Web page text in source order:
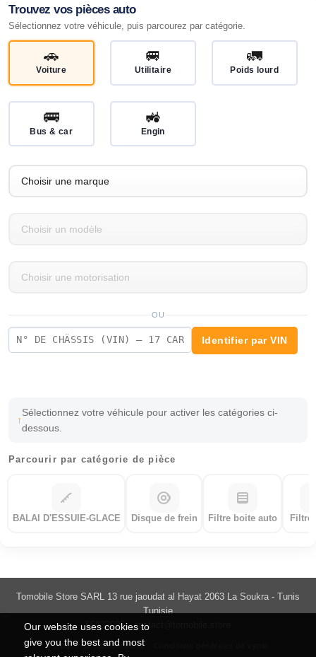
Our website uses cookies to
give you the best and most
Trouvez vos pièces auto
Sélectionnez votre véhicule, puis parcourez par catégorie.
🚗
Voiture
🚐
Utilitaire
🚛
Poids lourd
🚌
Bus & car
🚜
Engin
OU
Identifier par VIN
Sélectionnez votre véhicule pour activer les catégories ci-
dessous.
Parcourir par catégorie de pièce
BALAI D'ESSUIE-GLACE Disque de frein Filtre boite auto
Tomobile Store SARL 13 rue jaoudat al Hayat 2063 La Soukra - Tunis
Tunisie
55033035 -contact@tomobile.store
Politique de confidentialité